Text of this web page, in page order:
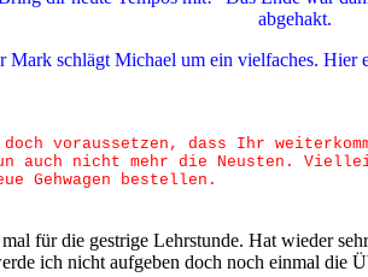
abgehakt.
Mark schlägt Michael um ein vielfaches. Hier
doch voraussetzen, dass Ihr
auch nicht mehr die Neusten.
Gehwagen bestellen.
für die gestrige Lehrstunde. Hat wieder
ich nicht aufgeben doch noch einmal die